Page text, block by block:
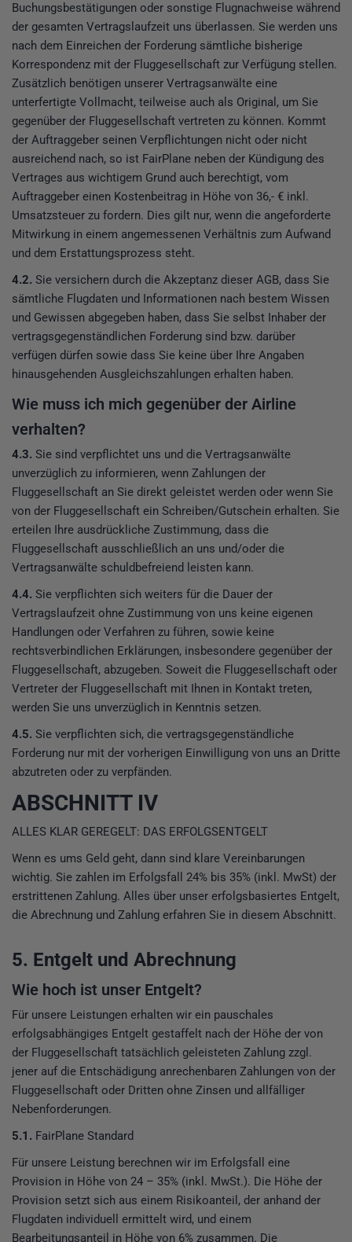
Buchungsbestätigungen oder sonstige Flugnachweise während
der gesamten Vertragslaufzeit uns überlassen. Sie werden uns
nach dem Einreichen der Forderung sämtliche bisherige
Korrespondenz mit der Fluggesellschaft zur Verfügung stellen.
Zusätzlich benötigen unserer Vertragsanwälte eine
unterfertigte Vollmacht, teilweise auch als Original, um Sie
gegenüber der Fluggesellschaft vertreten zu können. Kommt
der Auftraggeber seinen Verpflichtungen nicht oder nicht
ausreichend nach, so ist FairPlane neben der Kündigung des
Vertrages aus wichtigem Grund auch berechtigt, vom
Auftraggeber einen Kostenbeitrag in Höhe von 36,- € inkl.
Umsatzsteuer zu fordern. Dies gilt nur, wenn die angeforderte
Mitwirkung in einem angemessenen Verhältnis zum Aufwand
und dem Erstattungsprozess steht.
4.2. Sie versichern durch die Akzeptanz dieser AGB, dass Sie
sämtliche Flugdaten und Informationen nach bestem Wissen
und Gewissen abgegeben haben, dass Sie selbst Inhaber der
vertragsgegenständlichen Forderung sind bzw. darüber
verfügen dürfen sowie dass Sie keine über Ihre Angaben
hinausgehenden Ausgleichszahlungen erhalten haben.
Wie muss ich mich gegenüber der Airline
verhalten?
4.3. Sie sind verpflichtet uns und die Vertragsanwälte
unverzüglich zu informieren, wenn Zahlungen der
Fluggesellschaft an Sie direkt geleistet werden oder wenn Sie
von der Fluggesellschaft ein Schreiben/Gutschein erhalten. Sie
erteilen Ihre ausdrückliche Zustimmung, dass die
Fluggesellschaft ausschließlich an uns und/oder die
Vertragsanwälte schuldbefreiend leisten kann.
4.4. Sie verpflichten sich weiters für die Dauer der
Vertragslaufzeit ohne Zustimmung von uns keine eigenen
Handlungen oder Verfahren zu führen, sowie keine
rechtsverbindlichen Erklärungen, insbesondere gegenüber der
Fluggesellschaft, abzugeben. Soweit die Fluggesellschaft oder
Vertreter der Fluggesellschaft mit Ihnen in Kontakt treten,
werden Sie uns unverzüglich in Kenntnis setzen.
4.5. Sie verpflichten sich, die vertragsgegenständliche
Forderung nur mit der vorherigen Einwilligung von uns an Dritte
abzutreten oder zu verpfänden.
ABSCHNITT IV
ALLES KLAR GEREGELT: DAS ERFOLGSENTGELT
Wenn es ums Geld geht, dann sind klare Vereinbarungen
wichtig. Sie zahlen im Erfolgsfall 24% bis 35% (inkl. MwSt) der
erstrittenen Zahlung. Alles über unser erfolgsbasiertes Entgelt,
die Abrechnung und Zahlung erfahren Sie in diesem Abschnitt.
5. Entgelt und Abrechnung
Wie hoch ist unser Entgelt?
Für unsere Leistungen erhalten wir ein pauschales
erfolgsabhängiges Entgelt gestaffelt nach der Höhe der von
der Fluggesellschaft tatsächlich geleisteten Zahlung zzgl.
jener auf die Entschädigung anrechenbaren Zahlungen von der
Fluggesellschaft oder Dritten ohne Zinsen und allfälliger
Nebenforderungen.
5.1. FairPlane Standard
Für unsere Leistung berechnen wir im Erfolgsfall eine
Provision in Höhe von 24 – 35% (inkl. MwSt.). Die Höhe der
Provision setzt sich aus einem Risikoanteil, der anhand der
Flugdaten individuell ermittelt wird, und einem
Bearbeitungsanteil in Höhe von 6% zusammen. Die